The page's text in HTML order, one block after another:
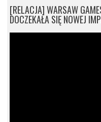
[RELACJA] WARSAW
DOCZEKAŁA SIĘ NOWEJ